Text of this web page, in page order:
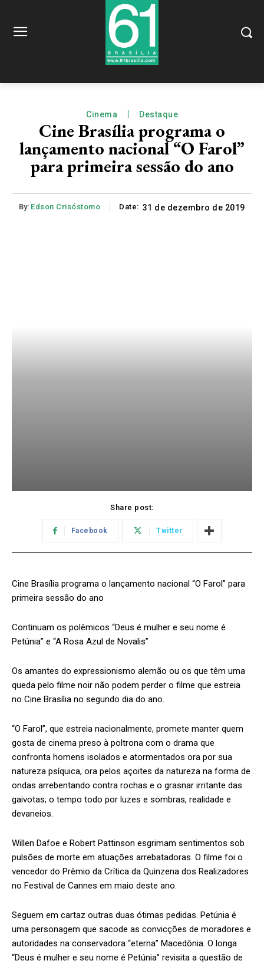
Cinema Destaque
Cine Brasília programa o
lançamento nacional “O Farol”
para primeira sessão do ano
By: Edson Crisóstomo Date: 31 de dezembro de 2019
Share post:
Facebook Twitter
Cine Brasília programa o lançamento nacional “O Farol” para
primeira sessão do ano
Continuam os polêmicos “Deus é mulher e seu nome é
Petúnia” e “A Rosa Azul de Novalis”
Os amantes do expressionismo alemão ou os que têm uma
queda pelo filme noir não podem perder o filme que estreia
no Cine Brasília no segundo dia do ano.
“O Farol”, que estreia nacionalmente, promete manter quem
gosta de cinema preso à poltrona com o drama que
confronta homens isolados e atormentados ora por sua
natureza psíquica, ora pelos açoites da natureza na forma de
ondas arrebentando contra rochas e o grasnar irritante das
gaivotas; o tempo todo por luzes e sombras, realidade e
devaneios.
Willen Dafoe e Robert Pattinson esgrimam sentimentos sob
pulsões de morte em atuações arrebatadoras. O filme foi o
vencedor do Prêmio da Crítica da Quinzena dos Realizadores
no Festival de Cannes em maio deste ano.
Seguem em cartaz outras duas ótimas pedidas. Petúnia é
uma personagem que sacode as convicções de moradores e
autoridades na conservadora “eterna” Macedônia. O longa
“Deus é mulher e seu nome é Petúnia” revisita a questão de